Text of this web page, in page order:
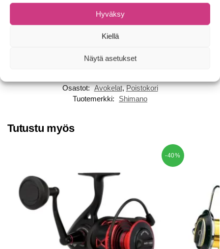
Hyväksy
Kiellä
Näytä asetukset
Ruostumaton, suojattu kuulalaakerointi
AR-C kelamuotoilu, pehmeä ja tarkempi heitto
G-Free Body runko parantamaan kelan tasapainoa
Osastot: Avokelat,Poistokori
Tuotemerkki:
Shimano
Tutustu myös
-40%